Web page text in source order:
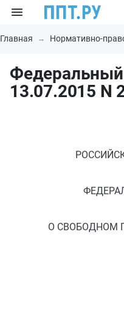
Главная Нормативно-
Федеральный
13.07.2015 N
О СВОБОДНОМ